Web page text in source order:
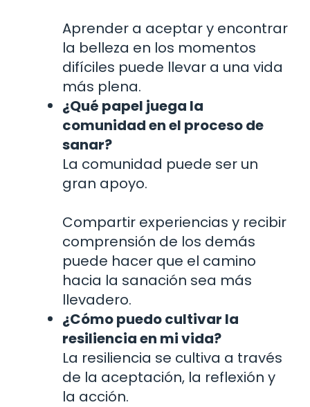
Aprender a aceptar y encontrar
la belleza en los momentos
difíciles puede llevar a una vida
más plena.
¿Qué papel juega la
comunidad en el proceso de
sanar?
La comunidad puede ser un
gran apoyo.
Compartir experiencias y recibir
comprensión de los demás
puede hacer que el camino
hacia la sanación sea más
llevadero.
¿Cómo puedo cultivar la
resiliencia en mi vida?
La resiliencia se cultiva a través
de la aceptación, la reflexión y
la acción.